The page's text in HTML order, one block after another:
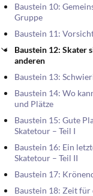
Baustein 10:
Gruppe
Baustein 11:
Baustein 12: Skater
anderen
Baustein 13:
Baustein 14: Wo
und Plätze
Baustein 15: Gute
Skatetour – Teil I
Baustein 16: Ein
Skatetour – Teil II
Baustein 17:
Baustein 18: Zeit für